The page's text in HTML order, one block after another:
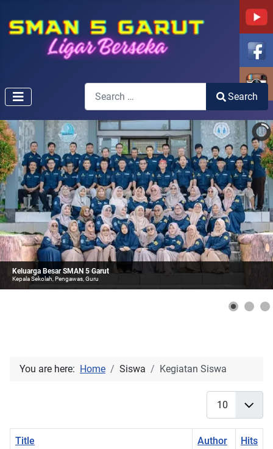
Search
Search
Keluarga Besar SMAN 5 Garut
Kepala Sekolah, Pengawas, Guru
You are here: Home Siswa Kegiatan Siswa
Title Author Hits